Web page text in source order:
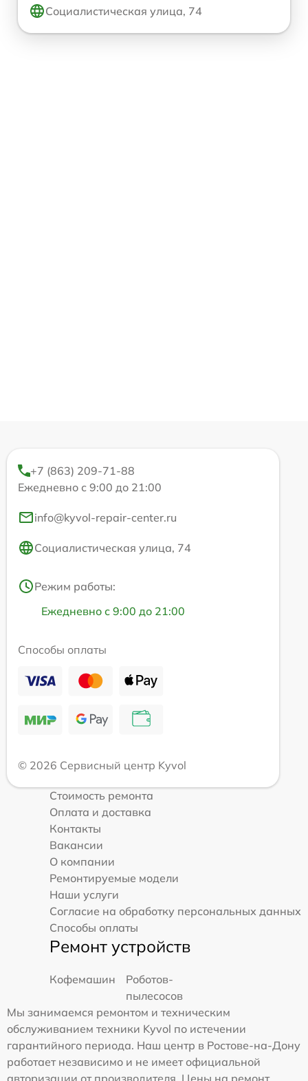
Социалистическая улица, 74
+7 (863) 209-71-88
Ежедневно с 9:00 до 21:00
info@kyvol-repair-center.ru
Социалистическая улица, 74
Режим работы:
Ежедневно с 9:00 до 21:00
Способы оплаты
© 2026 Сервисный центр Kyvol
Стоимость ремонта
Оплата и доставка
Контакты
Вакансии
О компании
Ремонтируемые модели
Наши услуги
Согласие на обработку персональных данных
Способы оплаты
Ремонт устройств
Кофемашин
Роботов-
пылесосов
Мы занимаемся ремонтом и техническим
обслуживанием техники Kyvol по истечении
гарантийного периода. Наш центр в Ростове-на-Дону
работает независимо и не имеет официальной
авторизации от производителя. Цены на ремонт,